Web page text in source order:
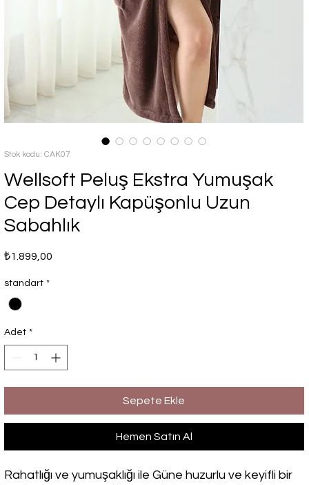
Stok kodu: CAK07
Wellsoft Peluş Ekstra Yumuşak
Cep Detaylı Kapüşonlu Uzun
Sabahlık
₺1.899,00
standart *
Adet *
Sepete Ekle
Hemen Satın Al
Rahatlığı ve yumuşaklığı ile Güne huzurlu ve keyifli bir